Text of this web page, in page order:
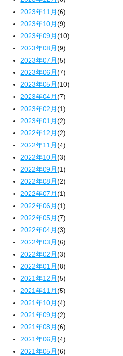
2023年11月(6)
2023年10月(9)
2023年09月(10)
2023年08月(9)
2023年07月(5)
2023年06月(7)
2023年05月(10)
2023年04月(7)
2023年02月(1)
2023年01月(2)
2022年12月(2)
2022年11月(4)
2022年10月(3)
2022年09月(1)
2022年08月(2)
2022年07月(1)
2022年06月(1)
2022年05月(7)
2022年04月(3)
2022年03月(6)
2022年02月(3)
2022年01月(8)
2021年12月(5)
2021年11月(5)
2021年10月(4)
2021年09月(2)
2021年08月(6)
2021年06月(4)
2021年05月(6)